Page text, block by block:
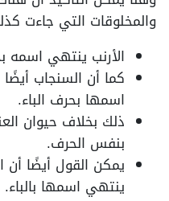
والمخلوقات التي جاءت
الأرنب ينتهي اسمه
كما أن السنجاب
اسمها بحرف الباء.
ذلك بخلاف حيوان
بنفس الحرف.
يمكن القول أيضًا أن
ينتهي اسمها بالباء.